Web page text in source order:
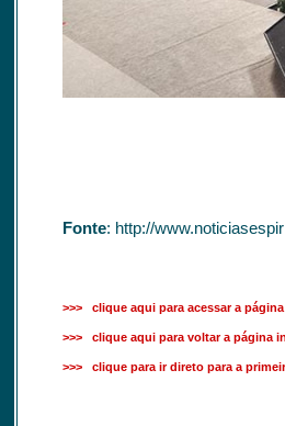
Fonte: http://
>>> clique aqui para acessar a
>>> clique aqui para voltar a página
>>> clique para ir direto para a